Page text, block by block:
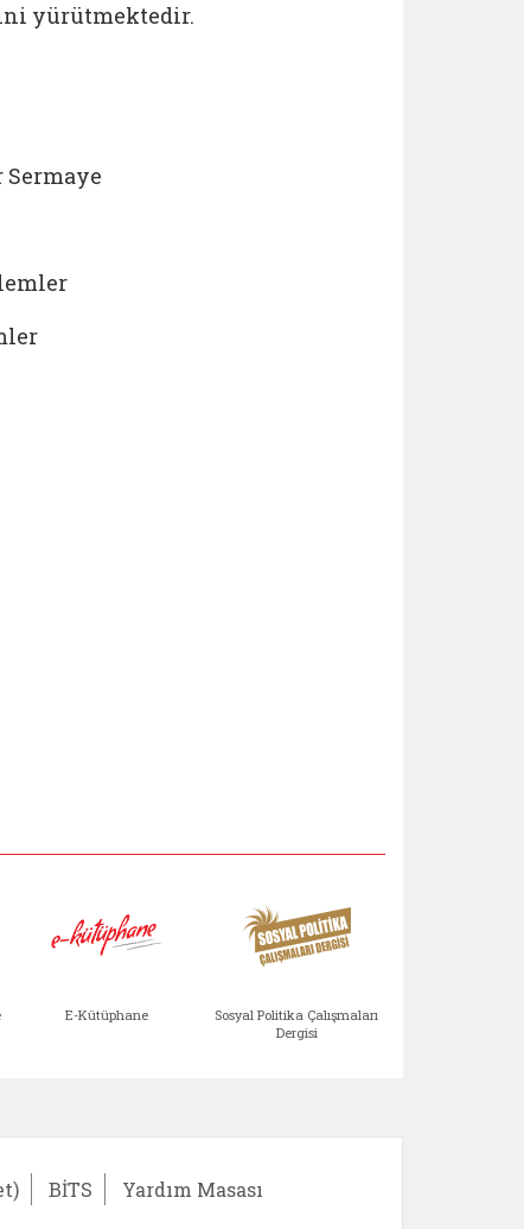
yürütmektedir.
Sermaye
E-Kütüphane
Sosyal Politika Çalışmaları
Dergisi
BİTS Yardım Masası